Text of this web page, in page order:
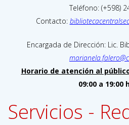
Teléfono: (+598)
Contacto:
Encargada de Dirección: Lic.
Horario de atención al
09:00 a 19:00
Servicios -